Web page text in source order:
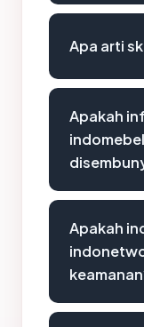
Apa arti
Apakah
Apakah